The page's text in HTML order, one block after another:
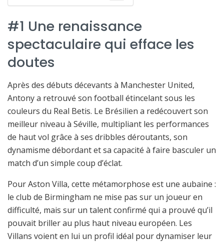
#1 Une renaissance
spectaculaire qui efface les
doutes
Après des débuts décevants à Manchester United,
Antony a retrouvé son football étincelant sous les
couleurs du Real Betis. Le Brésilien a redécouvert son
meilleur niveau à Séville, multipliant les performances
de haut vol grâce à ses dribbles déroutants, son
dynamisme débordant et sa capacité à faire basculer un
match d’un simple coup d’éclat.
Pour Aston Villa, cette métamorphose est une aubaine :
le club de Birmingham ne mise pas sur un joueur en
difficulté, mais sur un talent confirmé qui a prouvé qu’il
pouvait briller au plus haut niveau européen. Les
Villans voient en lui un profil idéal pour dynamiser leur